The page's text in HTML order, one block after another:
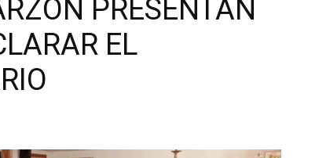
PRESENTAN
EL